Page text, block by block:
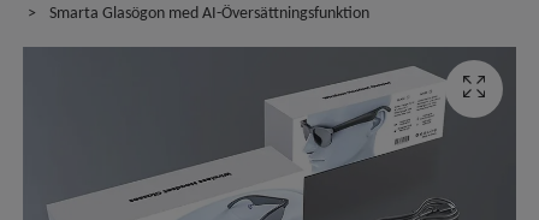
Smarta Glasögon med AI-Översättningsfunktion